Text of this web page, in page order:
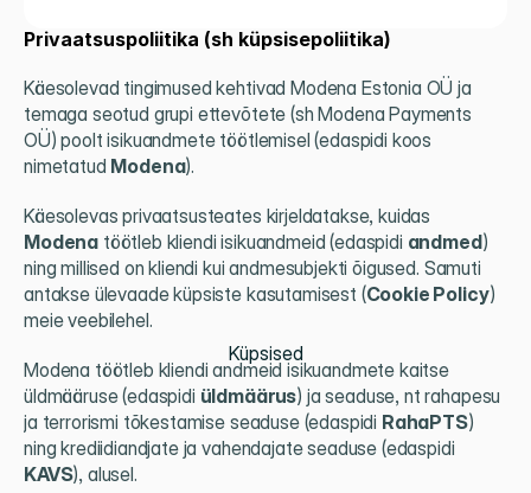
Privaatsuspoliitika (sh küpsisepoliitika)
Käesolevad tingimused kehtivad Modena Estonia OÜ ja
temaga seotud grupi ettevõtete (sh Modena Payments
OÜ) poolt isikuandmete töötlemisel (edaspidi koos
nimetatud Modena).
Modena töötleb kliendi isikuandmeid (edaspidi andmed)
ning millised on kliendi kui andmesubjekti õigused. Samuti
antakse ülevaade küpsiste kasutamisest (Cookie Policy)
meie veebilehel.
Modena töötleb kliendi andmeid isikuandmete kaitse
üldmääruse (edaspidi üldmäärus) ja seaduse, nt rahapesu
ja terrorismi tõkestamise seaduse (edaspidi RahaPTS)
KAVS), alusel.
Küpsised